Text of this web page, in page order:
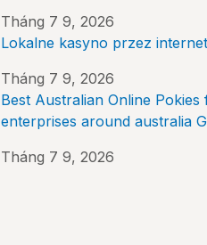
Tháng 7 9, 2026
Lokalne kasyno przez
Tháng 7 9, 2026
Best Australian Online
enterprises around australia
Tháng 7 9, 2026